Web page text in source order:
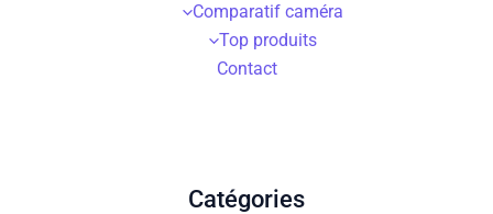
Comparatif caméra
Top produits
Contact
Catégories